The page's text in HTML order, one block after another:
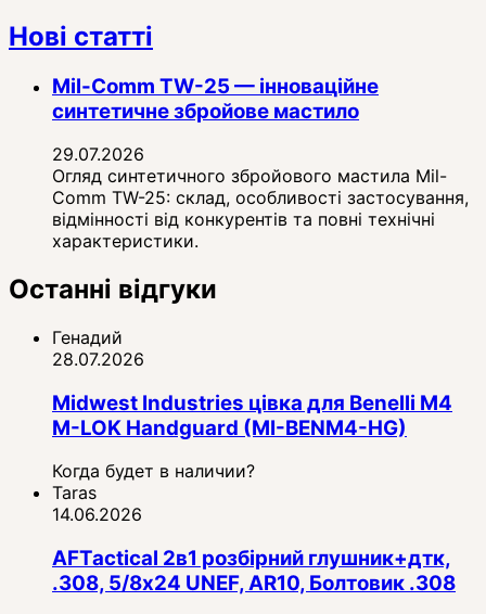
Нові статті
Mil-Comm TW-25 — інноваційне
синтетичне збройове мастило
29.07.2026
Огляд синтетичного збройового мастила Mil-
Comm TW-25: склад, особливості застосування,
відмінності від конкурентів та повні технічні
характеристики.
Останні відгуки
Генадий
28.07.2026
Midwest Industries цівка для Benelli M4
M-LOK Handguard (MI-BENM4-HG)
Когда будет в наличии?
Taras
14.06.2026
AFTactical 2в1 розбірний глушник+дтк,
.308, 5/8x24 UNEF, AR10, Болтовик .308